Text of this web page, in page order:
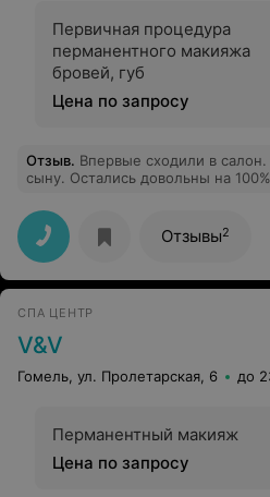
Первичная процедура
перманентного макияжа
бровей, губ
Цена по запросу
Отзыв. Впервые сходили в
сыну. Остались довольны на
Рекомендую.
Отзывы2
СПА ЦЕНТР
V&V
Гомель, ул. Пролетарская, 6 до
Перманентный макияж
Цена по запросу